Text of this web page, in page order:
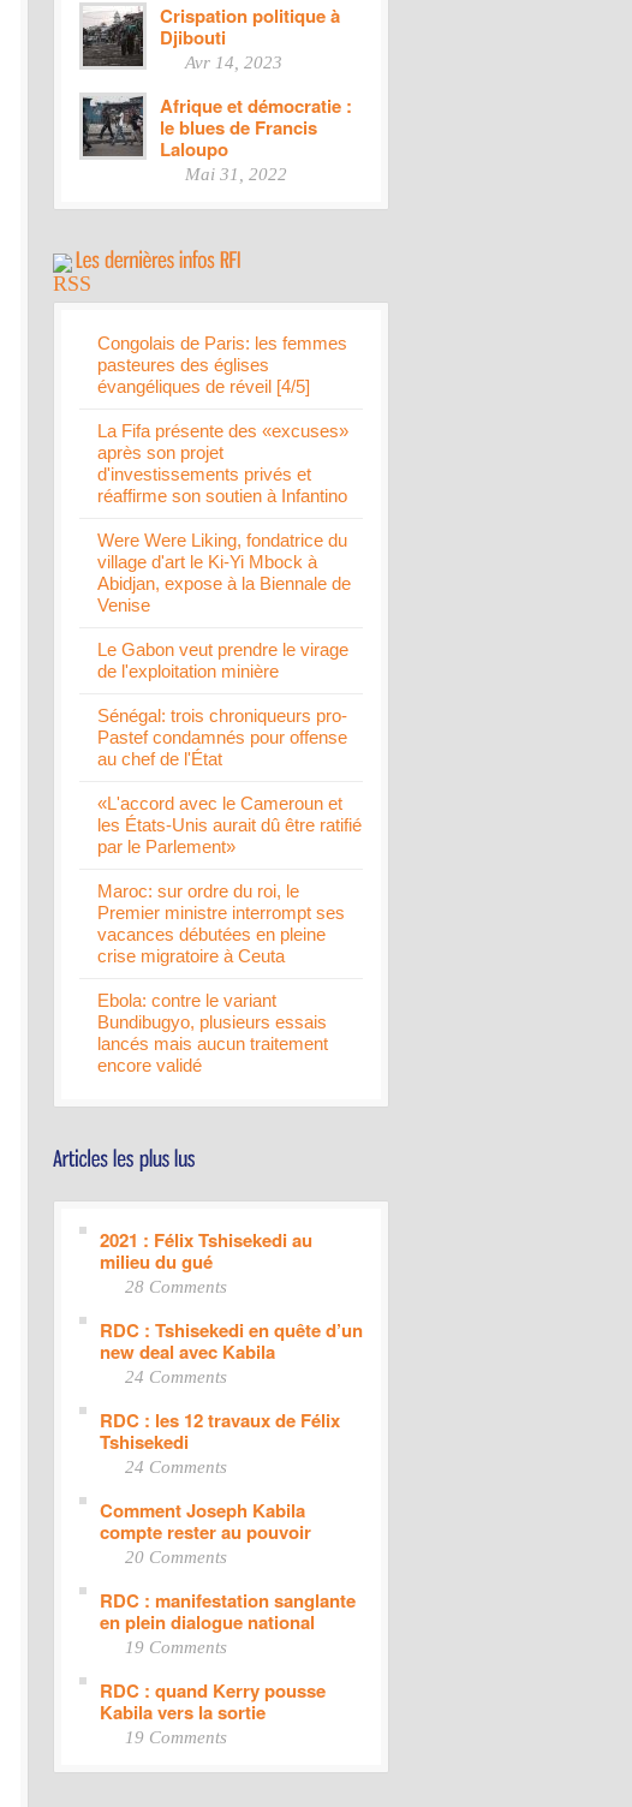
Crispation politique à
Djibouti
Avr 14, 2023
Afrique et démocratie :
le blues de Francis
Laloupo
Mai 31, 2022
Congolais de Paris: les femmes
pasteures des églises
évangéliques de réveil [4/5]
La Fifa présente des «excuses»
après son projet
d'investissements privés et
réaffirme son soutien à Infantino
Were Were Liking, fondatrice du
village d'art le Ki-Yi Mbock à
Abidjan, expose à la Biennale de
Venise
Le Gabon veut prendre le virage
de l'exploitation minière
Sénégal: trois chroniqueurs pro-
Pastef condamnés pour offense
au chef de l'État
«L'accord avec le Cameroun et
les États-Unis aurait dû être ratifié
par le Parlement»
Maroc: sur ordre du roi, le
Premier ministre interrompt ses
vacances débutées en pleine
crise migratoire à Ceuta
Ebola: contre le variant
Bundibugyo, plusieurs essais
lancés mais aucun traitement
encore validé
2021 : Félix Tshisekedi au
milieu du gué
28 Comments
RDC : Tshisekedi en quête d’un
new deal avec Kabila
24 Comments
RDC : les 12 travaux de Félix
Tshisekedi
24 Comments
Comment Joseph Kabila
compte rester au pouvoir
20 Comments
RDC : manifestation sanglante
en plein dialogue national
19 Comments
RDC : quand Kerry pousse
Kabila vers la sortie
19 Comments